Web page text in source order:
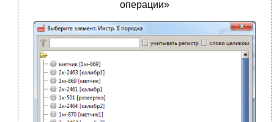
операции»